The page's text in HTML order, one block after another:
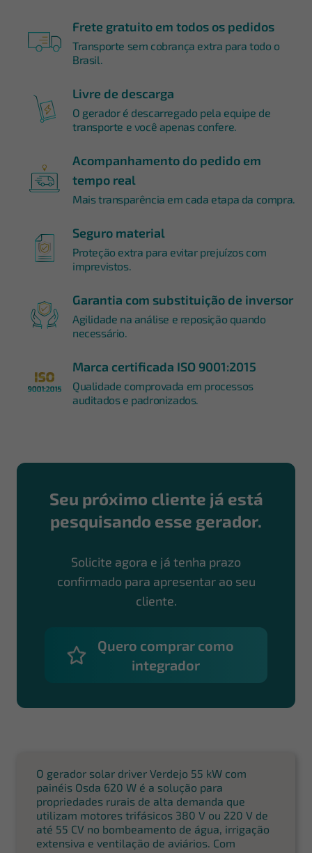
Frete gratuito em todos os pedidos
Transporte sem cobrança extra para todo o
Brasil.
Livre de descarga
O gerador é descarregado pela equipe de
transporte e você apenas confere.
Acompanhamento do pedido em
tempo real
Mais transparência em cada etapa da compra.
Seguro material
Proteção extra para evitar prejuízos com
imprevistos.
Garantia com substituição de inversor
Agilidade na análise e reposição quando
necessário.
Marca certificada ISO 9001:2015
Qualidade comprovada em processos
auditados e padronizados.
Seu próximo cliente já está
pesquisando esse gerador.
Solicite agora e já tenha prazo
confirmado para apresentar ao seu
cliente.
Quero comprar como
integrador
O gerador solar driver Verdejo 55 kW com
painéis Osda 620 W é a solução para
propriedades rurais de alta demanda que
utilizam motores trifásicos 380 V ou 220 V de
até 55 CV no bombeamento de água, irrigação
extensiva e ventilação de aviários. Com